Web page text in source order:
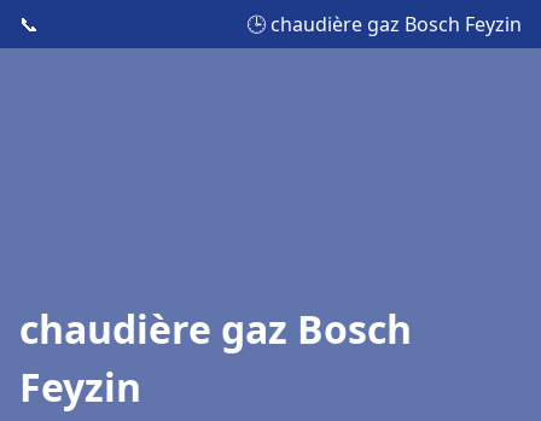
📞 🕒 chaudière gaz Bosch Feyzin
chaudière gaz Bosch
Feyzin